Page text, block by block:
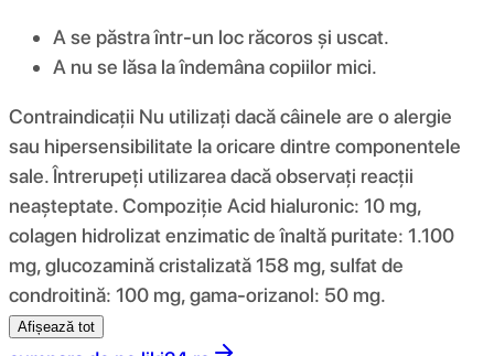
A se păstra într-un loc răcoros și uscat.
A nu se lăsa la îndemâna copiilor mici.
Contraindicații Nu utilizați dacă câinele are o alergie
sau hipersensibilitate la oricare dintre componentele
sale. Întrerupeți utilizarea dacă observați reacții
neașteptate. Compoziţie Acid hialuronic: 10 mg,
colagen hidrolizat enzimatic de înaltă puritate: 1.100
mg, glucozamină cristalizată 158 mg, sulfat de
condroitină: 100 mg, gama-orizanol: 50 mg.
Afișează tot